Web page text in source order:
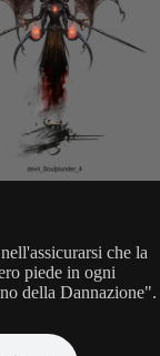
che la
piede in ogni
della Dannazione".